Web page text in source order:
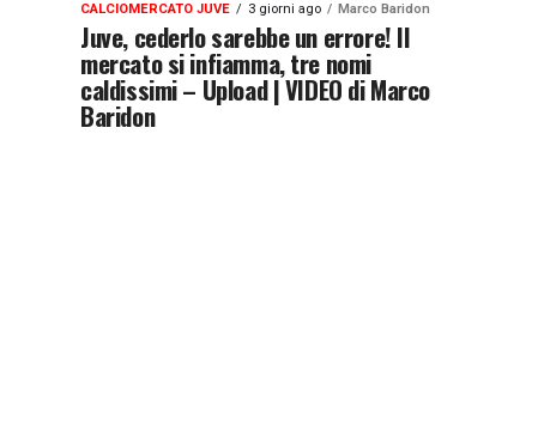
CALCIOMERCATO JUVE 3 giorni ago Marco Baridon
Juve, cederlo sarebbe un errore! Il
mercato si infiamma, tre nomi
caldissimi – Upload | VIDEO di Marco
Baridon